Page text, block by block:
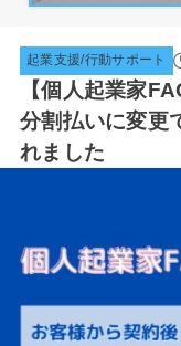
起業支援/行動サポート
【個人起業家
分割払いに変更
れました